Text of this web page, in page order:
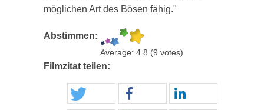
möglichen Art des Bösen fähig."
Abstimmen:
Average: 4.8 (9 votes)
Filmzitat teilen: